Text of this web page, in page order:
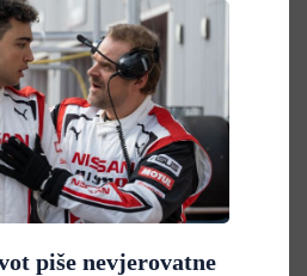
piše nevjerovatne